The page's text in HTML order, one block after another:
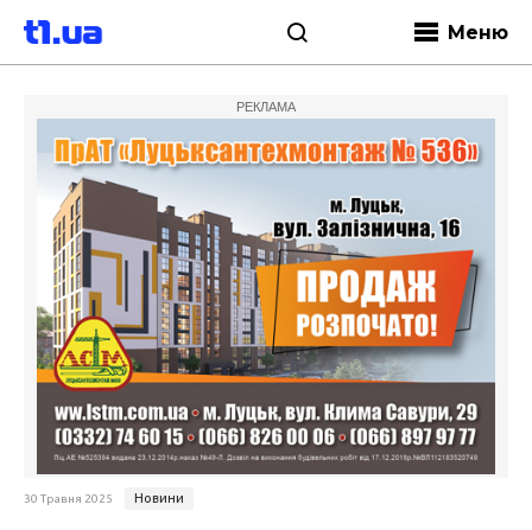
Меню
РЕКЛАМА
30 Травня 2025 Новини